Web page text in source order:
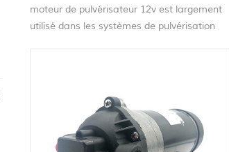
moteur de pulvérisateur 12v est largement
utilisé dans les systèmes de pulvérisation